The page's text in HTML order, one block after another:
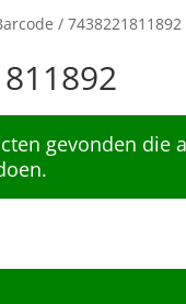
/ 7438221811892
gevonden die